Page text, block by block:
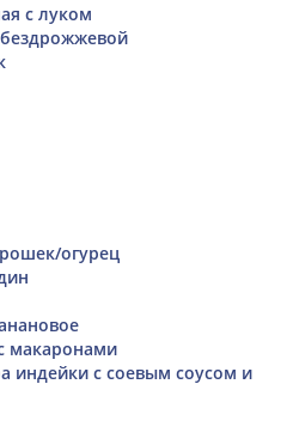
с луком
огурец
макаронами
с соевым соусом и